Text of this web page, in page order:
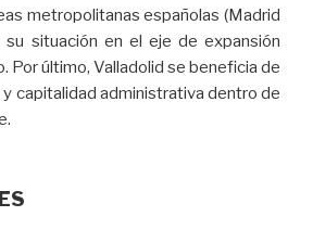
metropolitanas españolas (Madrid
situación en el eje de expansión
Por último, Valladolid se beneficia de
capitalidad administrativa dentro de